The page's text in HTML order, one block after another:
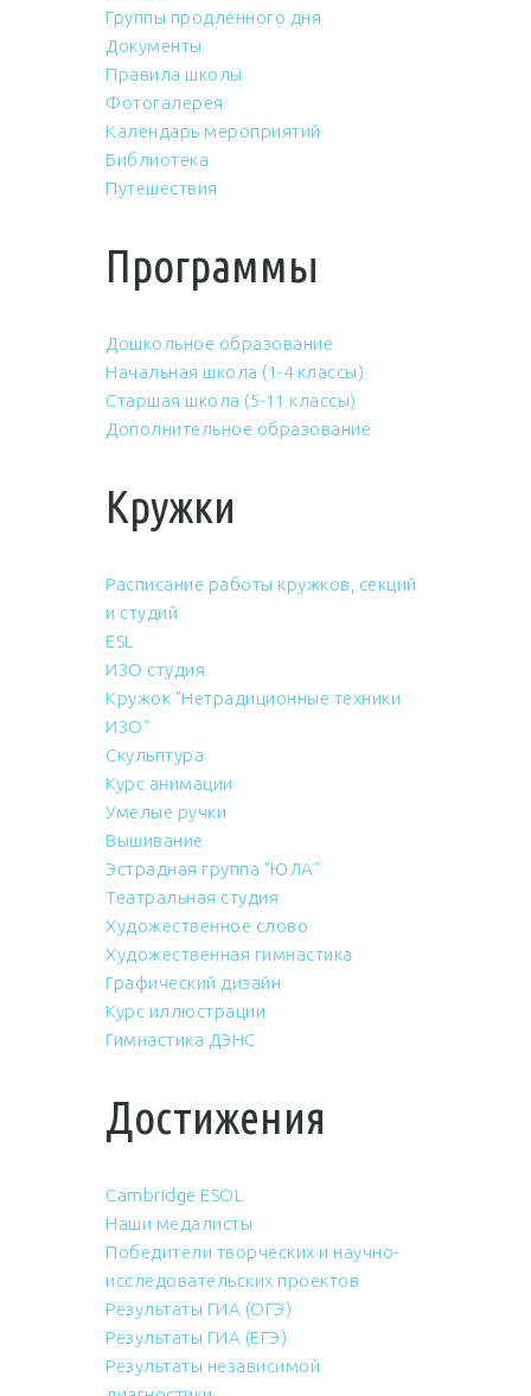
Группы продлённого дня
Документы
Правила школы
Фотогалерея
Календарь мероприятий
Библиотека
Путешествия
Программы
Дошкольное образование
Начальная школа (1-4 классы)
Старшая школа (5-11 классы)
Дополнительное образование
Кружки
Расписание работы кружков, секций
и студий
ESL
ИЗО студия
Кружок "Нетрадиционные техники
ИЗО"
Скульптура
Курс анимации
Умелые ручки
Вышивание
Эстрадная группа "ЮЛА"
Театральная студия
Художественное слово
Художественная гимнастика
Графический дизайн
Курс иллюстрации
Гимнастика ДЭНС
Достижения
Cambridge ESOL
Наши медалисты
Победители творческих и научно-
исследовательских проектов
Результаты ГИА (ОГЭ)
Результаты ГИА (ЕГЭ)
Результаты независимой